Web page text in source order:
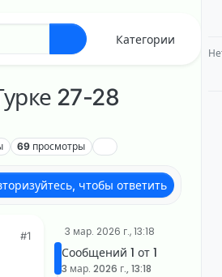
Категории
27-28
69 просмотры
чтобы ответить
#1 3 мар. 2026 г., 13:18
Сообщений 1 от 1
3 мар. 2026 г., 13:18